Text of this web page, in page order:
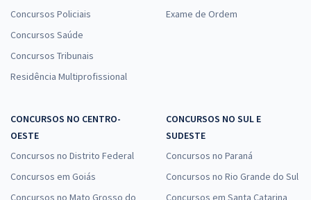
Concursos Policiais
Concursos Saúde
Concursos Tribunais
Residência Multiprofissional
Exame de Ordem
CONCURSOS NO CENTRO-
OESTE
Concursos no Distrito Federal
Concursos em Goiás
Concursos no Mato Grosso do
CONCURSOS NO SUL E
SUDESTE
Concursos no Paraná
Concursos no Rio Grande do Sul
Concursos em Santa Catarina